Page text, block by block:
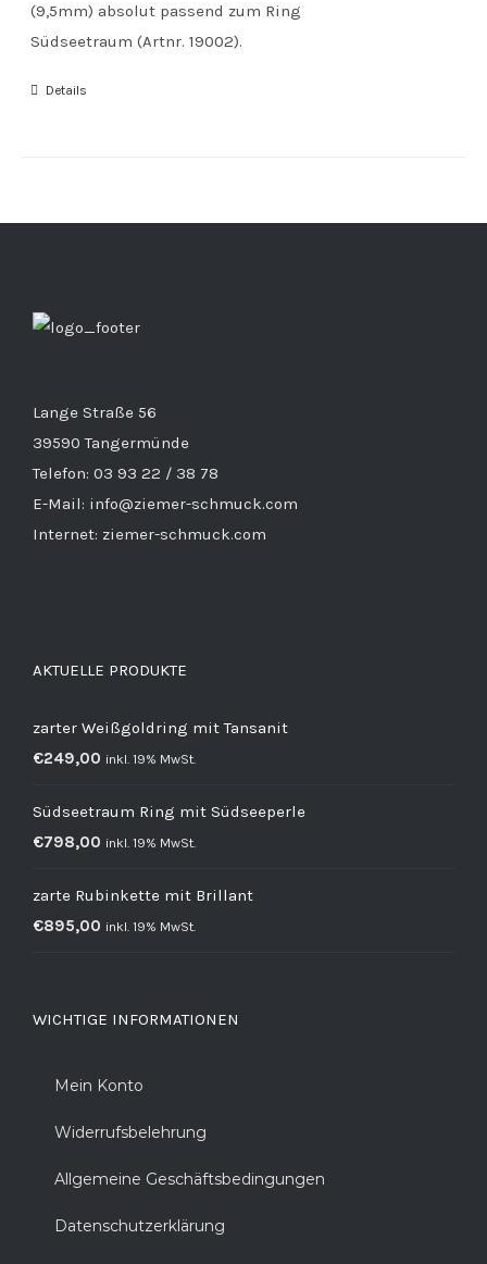
(9,5mm) absolut passend zum Ring
Südseetraum (Artnr. 19002).
Details
Lange Straße 56
39590 Tangermünde
Telefon: 03 93 22 / 38 78
E-Mail: info@ziemer-schmuck.com
Internet: ziemer-schmuck.com
AKTUELLE PRODUKTE
zarter Weißgoldring mit Tansanit
€249,00 inkl. 19% MwSt.
Südseetraum Ring mit Südseeperle
€798,00 inkl. 19% MwSt.
zarte Rubinkette mit Brillant
€895,00 inkl. 19% MwSt.
WICHTIGE INFORMATIONEN
Mein Konto
Widerrufsbelehrung
Allgemeine Geschäftsbedingungen
Datenschutzerklärung